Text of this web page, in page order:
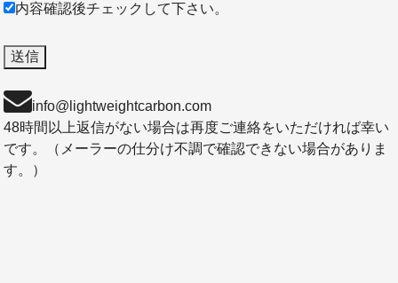
内容確認後チェックして下さい。
info@lightweightcarbon.com
48時間以上返信がない場合は再度ご連絡をいただければ幸い
です。（メーラーの仕分け不調で確認できない場合がありま
す。）